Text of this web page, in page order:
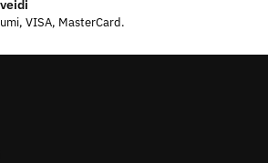
VISA, MasterCard.